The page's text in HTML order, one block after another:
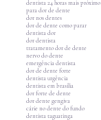
dentista 24 horas mais próximo
para dor de dente
dor nos dentes
dor de dente como parar
dentista dor
dor dentista
tratamento dor de dente
nervo do dente
emergência dentista
dor de dente forte
dentista urgência
dentista em brasília
dor forte de dente
dor dente gengiva
cárie no dente do fundo
dentista taguatinga